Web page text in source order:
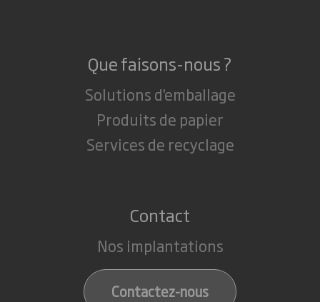
Que faisons-nous ?
Solutions d'emballage
Produits de papier
Services de recyclage
Contact
Nos implantations
Contactez-nous